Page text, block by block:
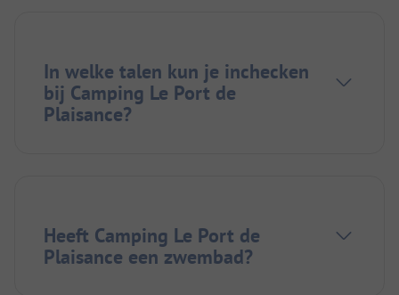
In welke talen kun je inchecken
bij Camping Le Port de
Plaisance?
Heeft Camping Le Port de
Plaisance een zwembad?